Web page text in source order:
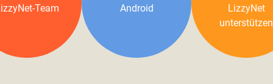
Team
Android
LizzyNet
unterstützen